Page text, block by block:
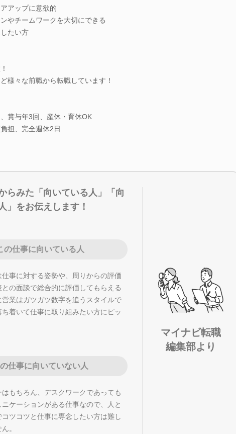
アップに意欲的
やチームワークを大切にできる
たい方
様々な前職から転職しています！
賞与年3回、産休・育休OK
担、完全週休2日
らみた「向いている人」「向
」をお伝えします！
の仕事に向いている人
事に対する姿勢や、周りからの評価
との面談で総合的に評価してもらえる
業はガツガツ数字を追うスタイルで
着いて仕事に取り組みたい方にピッ
仕事に向いていない人
もちろん、デスクワークであっても
ケーションがある仕事なので、人と
ツコツと仕事に専念したい方は難し
。
マイナビ転職
編集部より